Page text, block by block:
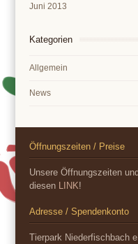
Juni 2013
Kategorien
Allgemein
News
Öffnungszeiten / Preise
Unsere Öffnungszeiten
diesen LINK!
Adresse / Spendenkonto
Tierpark Niederfischbach